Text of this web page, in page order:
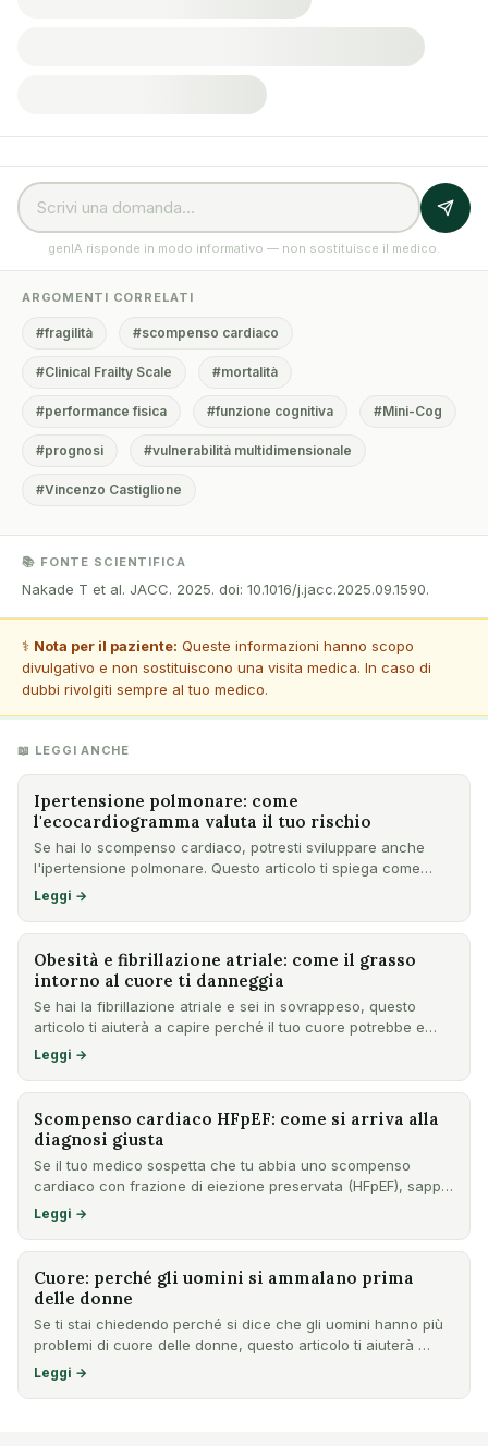
genIA risponde in modo informativo — non sostituisce il medico.
ARGOMENTI CORRELATI
#fragilità #scompenso cardiaco
#Clinical Frailty Scale #mortalità
#performance fisica #funzione cognitiva #Mini-Cog
#prognosi #vulnerabilità multidimensionale
#Vincenzo Castiglione
📚 FONTE SCIENTIFICA
Nakade T et al. JACC. 2025. doi: 10.1016/j.jacc.2025.09.1590.
⚕️ Nota per il paziente: Queste informazioni hanno scopo
divulgativo e non sostituiscono una visita medica. In caso di
dubbi rivolgiti sempre al tuo medico.
📖 LEGGI ANCHE
Ipertensione polmonare: come
l'ecocardiogramma valuta il tuo rischio
Se hai lo scompenso cardiaco, potresti sviluppare anche
l'ipertensione polmonare. Questo articolo ti spiega come
l'ecoc…
Leggi →
Obesità e fibrillazione atriale: come il grasso
intorno al cuore ti danneggia
Se hai la fibrillazione atriale e sei in sovrappeso, questo
articolo ti aiuterà a capire perché il tuo cuore potrebbe e…
Leggi →
Scompenso cardiaco HFpEF: come si arriva alla
diagnosi giusta
Se il tuo medico sospetta che tu abbia uno scompenso
cardiaco con frazione di eiezione preservata (HFpEF), sappi
che la…
Leggi →
Cuore: perché gli uomini si ammalano prima
delle donne
Se ti stai chiedendo perché si dice che gli uomini hanno più
problemi di cuore delle donne, questo articolo ti aiuterà …
Leggi →